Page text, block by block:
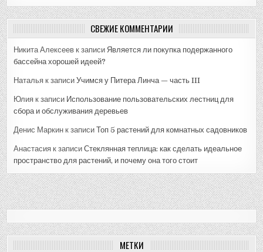
СВЕЖИЕ КОММЕНТАРИИ
Никита Алексеев к записи Является ли покупка подержанного
бассейна хорошей идеей?
Наталья к записиУчимся у Питера Линча — часть III
Юлия к записи Использование пользовательских лестниц для
сбора и обслуживания деревьев
Денис Маркин к записиТоп 5 растений для комнатных садовников
Анастасия к записиСтеклянная теплица: как сделать идеальное
пространство для растений, и почему она того стоит
МЕТКИ